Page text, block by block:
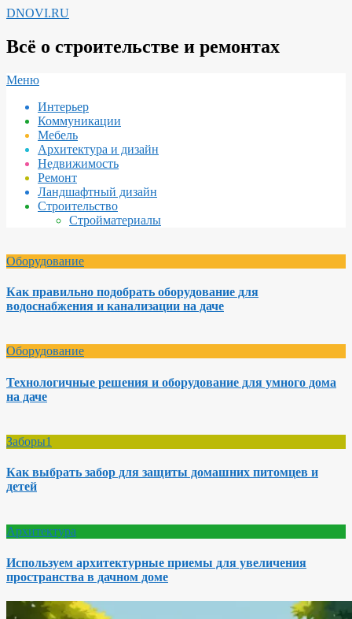
Перейти
содержимому
DNOVI.RU
Всё о строительстве и ремонтах
Вторичное
навигации
Меню
Интерьер
Коммуникации
Мебель
Архитектура и дизайн
Недвижимость
Ремонт
Ландшафтный дизайн
Строительство
Стройматериалы
Оборудование
Как правильно подобрать оборудование для
водоснабжения и канализации на даче
Оборудование
Технологичные решения и оборудование для умного дома
на даче
Заборы1
Как выбрать забор для защиты домашних питомцев и
детей
Архитектура
Используем архитектурные приемы для увеличения
пространства в дачном доме